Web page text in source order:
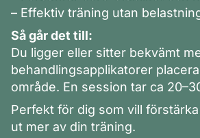
– Effektiv träning utan
Så går det till:
Du ligger eller sitter bekvämt
behandlingsapplikatorer
område. En session tar ca
Perfekt för dig som vill
ut mer av din träning.